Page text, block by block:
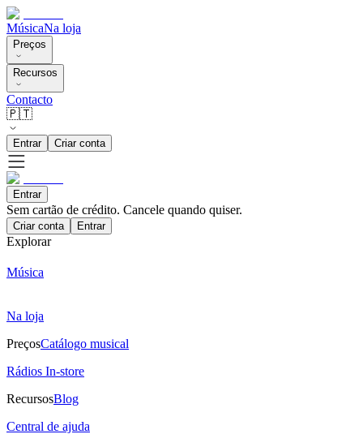
MúsicaNa loja
Preços
Recursos
Contacto
🇵🇹
Entrar Criar conta
Entrar
Sem cartão de crédito. Cancele quando quiser.
Criar conta Entrar
Explorar
Música
Na loja
PreçosCatálogo musical
Rádios In-store
RecursosBlog
Central de ajuda